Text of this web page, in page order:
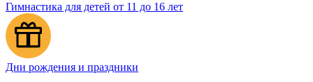
Гимнастика для детей от 11 до 16 лет
Дни рождения и праздники